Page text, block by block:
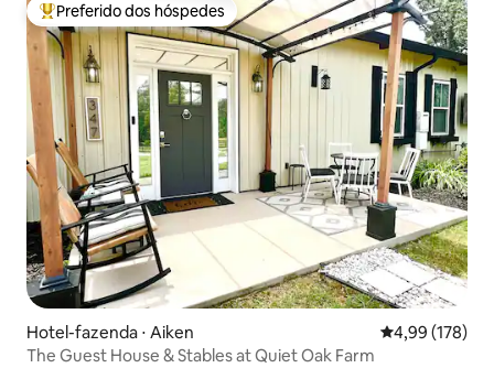
Entre os melhores preferidos dos hóspedes
Preferido dos hóspedes
Hotel-fazenda ⋅ Aiken 4,99 de uma
4,99 (178)
The Guest House & Stables at Quiet Oak Farm